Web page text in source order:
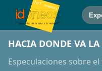
HACIA DONDE VA
Especulaciones sobre